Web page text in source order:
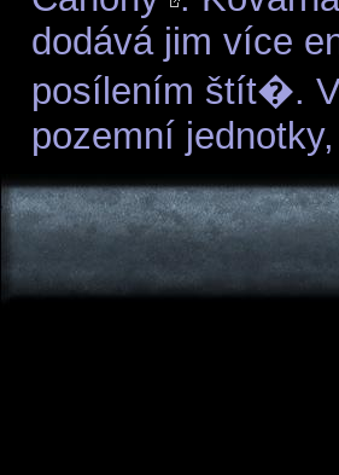
dodává jim více
posílením štít�.
pozemní